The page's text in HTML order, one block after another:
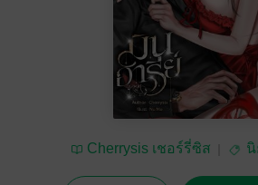
Cherrysis เชอร์รี่ซิส